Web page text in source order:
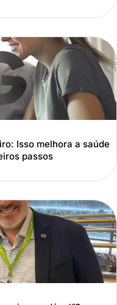
Isso melhora a saúde
passos